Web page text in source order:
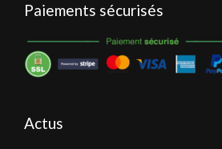
Paiements sécurisés
Actus